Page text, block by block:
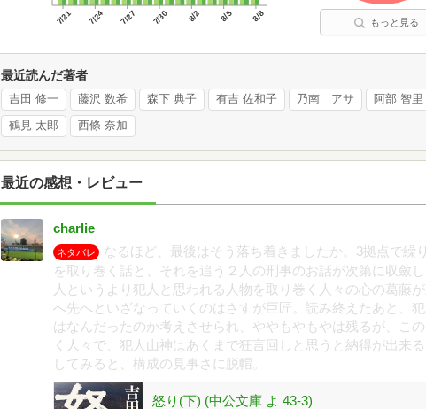
7/21 7/24 7/27 7/30 8/2 8/5 8/8 もっと見る
最近読んだ著者
吉田 修一 藤沢 数希 森下 典子 有吉 佐和子 乃南 アサ 阿部 智里
鶴見 太郎 西條 奈加
最近の感想・レビュー
charlie
ネタバレ
なるほど、最後はそう落ち着きましたか。3拠点で繰
を取り巻く話と、それを追う２人の刑事のお話が次第に収斂
人というより犯人と思われる人物を取り巻く人々の心の葛藤
へ先へといざなっていくのはさすが巨匠。読み終えたあと、
はなんだったのか考えさせられ、ややもやもやは残るが、こ
く人々で、犯人山神はあくまで狂言回しと思うと納得が出来
してみると、構成の見事さに脱帽。
怒り(下) (中公文庫 よ 43-3)